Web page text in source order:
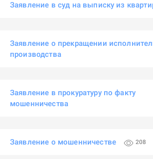
Заявление в суд на выписку из
Заявление о прекращении
производства
Заявление в прокуратуру по факту
мошенничества
Заявление о мошенничестве 208